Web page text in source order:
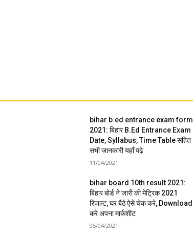
bihar b.ed entrance exam form
2021: बिहार B.Ed Entrance Exam
Date, Syllabus, Time Table सहित
सभी जानकारी यहाँ पढ़े
11/04/2021
bihar board 10th result 2021:
बिहार बोर्ड ने जारी की मेट्रिक 2021
रिजल्ट, घर बैठे ऐसे चेक करे, Download
करे अपना मार्कशीट
05/04/2021